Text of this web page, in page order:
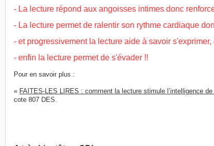
- La lecture répond aux angoisses intimes donc
- La lecture permet de ralentir son rythme cardiaque
- et progressivement la lecture aide à savoir
- enfin la lecture permet de s'évader !!
Pour en savoir plus :
« FAITES-LES LIRES : comment la lecture stimule l’intelligence
cote 807 DES.